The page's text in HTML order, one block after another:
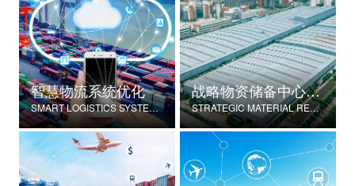
智慧物流系统优化
SMART LOGISTICS SYSTEM OPTIMIZATION
战略物资储备中心建设
STRATEGIC MATERIAL RESERVE CENTER CONSTRUCTION